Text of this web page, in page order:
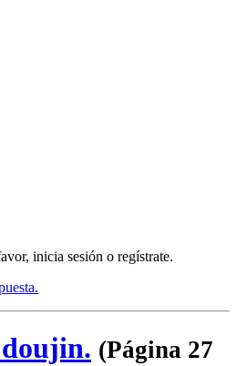
inicia sesión o regístrate.
doujin. (Página 27